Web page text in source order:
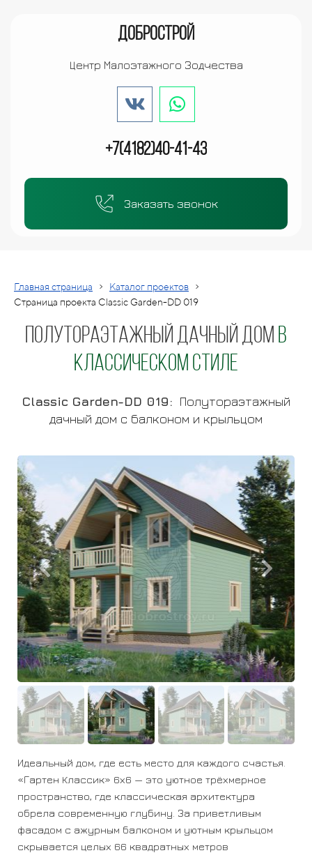
ДОБРОСТРОЙ
Центр Малоэтажного Зодчества
+7(4182)40-41-43
Заказать звонок
Главная страница › Каталог проектов ›
Страница проекта Сlassic Garden-DD 019
Полутораэтажный дачный дом в
классическом стиле
Classic Garden-DD 019: Полутораэтажный
дачный дом с балконом и крыльцом
Идеальный дом, где есть место для каждого счастья.
«Гартен Классик» 6х6 — это уютное трёхмерное
пространство, где классическая архитектура
обрела современную глубину. За приветливым
фасадом с ажурным балконом и уютным крыльцом
скрывается целых 66 квадратных метров